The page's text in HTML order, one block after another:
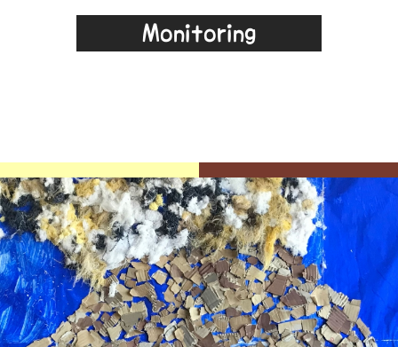
Monitoring